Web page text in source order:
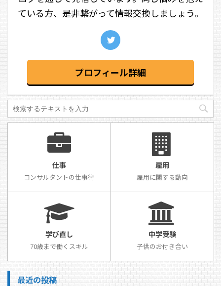
ている方、是非繋がって情報交換しましょう。
プロフィール詳細
仕事
コンサルタントの仕事術
雇用
雇用に関する動向
学び直し
70歳まで働くスキル
中学受験
子供のお付き合い
最近の投稿